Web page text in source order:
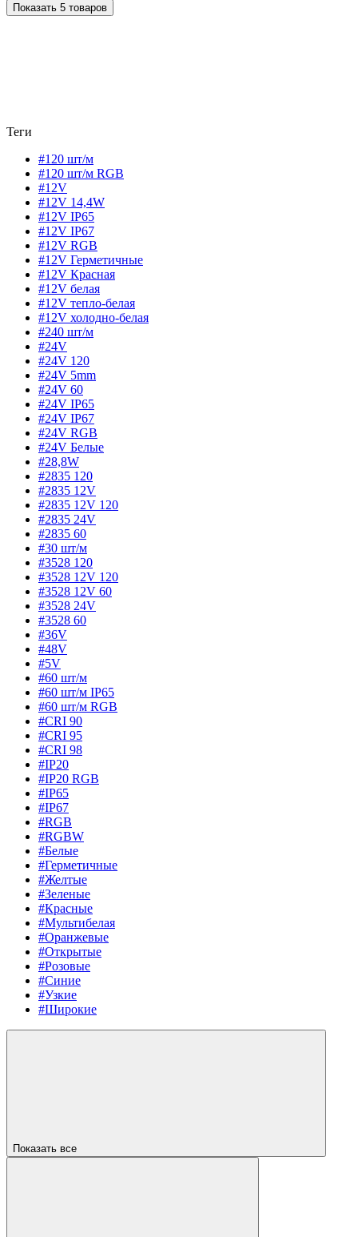
Показать 5 товаров
Теги
#120 шт/м
#120 шт/м RGB
#12V
#12V 14,4W
#12V IP65
#12V IP67
#12V RGB
#12V Герметичные
#12V Красная
#12V белая
#12V тепло-белая
#12V холодно-белая
#240 шт/м
#24V
#24V 120
#24V 5mm
#24V 60
#24V IP65
#24V IP67
#24V RGB
#24V Белые
#28,8W
#2835 120
#2835 12V
#2835 12V 120
#2835 24V
#2835 60
#30 шт/м
#3528 120
#3528 12V 120
#3528 12V 60
#3528 24V
#3528 60
#36V
#48V
#5V
#60 шт/м
#60 шт/м IP65
#60 шт/м RGB
#CRI 90
#CRI 95
#CRI 98
#IP20
#IP20 RGB
#IP65
#IP67
#RGB
#RGBW
#Белые
#Герметичные
#Желтые
#Зеленые
#Красные
#Мультибелая
#Оранжевые
#Открытые
#Розовые
#Синие
#Узкие
#Широкие
Показать все